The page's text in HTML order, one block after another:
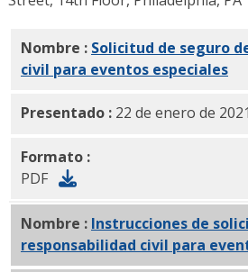
Nombre : Solicitud de seguro
civil para eventos especialesPDF
Presentado : 22 de enero de 2021
Formato :
PDF
Nombre : Instrucciones de
responsabilidad civil para